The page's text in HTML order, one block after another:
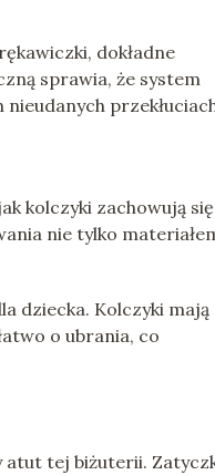
dokładne
sprawia, że system
kolczyki zachowują
nie tylko
dziecka. Kolczyki mają
o ubrania, co
atut tej biżuterii.